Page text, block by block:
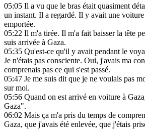
05:05 Il a vu que le bras était quasiment
un instant. Il a regardé. Il y avait une
emportée.
05:22 Il m'a tirée. Il m'a fait baisser la tête
suis arrivée à Gaza.
05:35 Qu'est-ce qu'il y avait pendant le
Je n'étais pas consciente. Oui, j'avais ma
comprenais pas ce qui s'est passé.
05:47 Je me suis dit que je ne voulais pas
sur moi.
05:56 Quand on est arrivé en voiture à
Gaza".
06:02 Mais ça m'a pris du temps de
Gaza, que j'avais été enlevée, que j'étais